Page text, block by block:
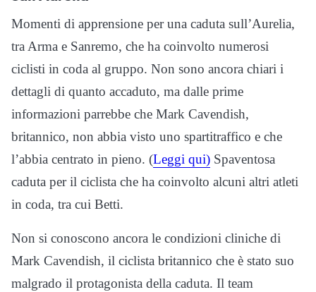
Momenti di apprensione per una caduta sull’Aurelia,
tra Arma e Sanremo, che ha coinvolto numerosi
ciclisti in coda al gruppo. Non sono ancora chiari i
dettagli di quanto accaduto, ma dalle prime
informazioni parrebbe che Mark Cavendish,
britannico, non abbia visto uno spartitraffico e che
l’abbia centrato in pieno. (Leggi qui) Spaventosa
caduta per il ciclista che ha coinvolto alcuni altri atleti
in coda, tra cui Betti.
Non si conoscono ancora le condizioni cliniche di
Mark Cavendish, il ciclista britannico che è stato suo
malgrado il protagonista della caduta. Il team